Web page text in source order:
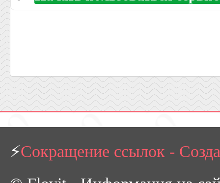
⚡Сокращение ссылок -